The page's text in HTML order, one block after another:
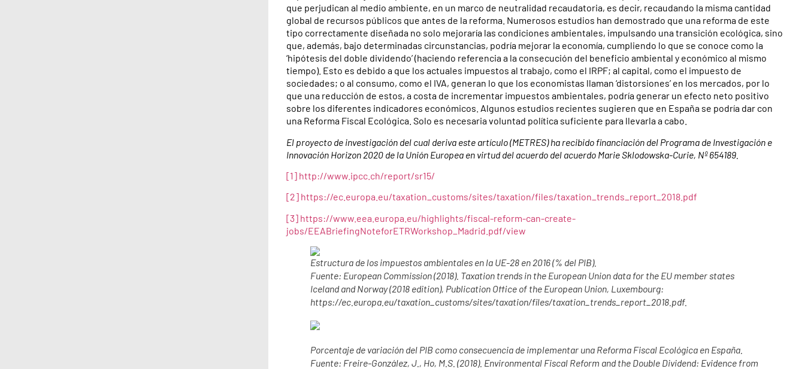
que perjudican al medio ambiente, en un marco de neutralidad recaudatoria, es decir, recaudando la misma cantidad
global de recursos públicos que antes de la reforma. Numerosos estudios han demostrado que una reforma de este
tipo correctamente diseñada no solo mejoraría las condiciones ambientales, impulsando una transición ecológica, sino
que, además, bajo determinadas circunstancias, podría mejorar la economía, cumpliendo lo que se conoce como la
‘hipótesis del doble dividendo’ (haciendo referencia a la consecución del beneficio ambiental y económico al mismo
tiempo). Esto es debido a que los actuales impuestos al trabajo, como el IRPF; al capital, como el impuesto de
sociedades; o al consumo, como el IVA, generan lo que los economistas llaman ‘distorsiones’ en los mercados, por lo
que una reducción de estos, a costa de incrementar impuestos ambientales, podría generar un efecto neto positivo
sobre los diferentes indicadores económicos. Algunos estudios recientes sugieren que en España se podría dar con
una Reforma Fiscal Ecológica. Solo es necesaria voluntad política suficiente para llevarla a cabo.
El proyecto de investigación del cual deriva este artículo (METRES) ha recibido financiación del Programa de Investigación e
Innovación Horizon 2020 de la Unión Europea en virtud del acuerdo del acuerdo Marie Sklodowska-Curie, Nº 654189.
[1] http://www.ipcc.ch/report/sr15/
[2] https://ec.europa.eu/taxation_customs/sites/taxation/files/taxation_trends_report_2018.pdf
[3] https://www.eea.europa.eu/highlights/fiscal-reform-can-create-
jobs/EEABriefingNoteforETRWorkshop_Madrid.pdf/view
Estructura de los impuestos ambientales en la UE-28 en 2016 (% del PIB).
Fuente: European Commission (2018). Taxation trends in the European Union data for the EU member states
Iceland and Norway (2018 edition), Publication Office of the European Union, Luxembourg:
https://ec.europa.eu/taxation_customs/sites/taxation/files/taxation_trends_report_2018.pdf.
Porcentaje de variación del PIB como consecuencia de implementar una Reforma Fiscal Ecológica en España.
Fuente: Freire-González, J., Ho, M.S. (2018). Environmental Fiscal Reform and the Double Dividend: Evidence from